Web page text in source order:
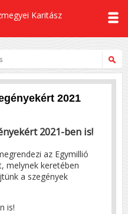
Karitász
2021
2021-ben is!
az Egymillió
melynek keretében
a szegények
is!